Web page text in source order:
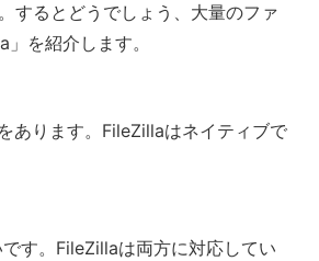
するとどうでしょう、大量のファ
を紹介します。
あります。FileZillaはネイティブで
す。FileZillaは両方に対応してい